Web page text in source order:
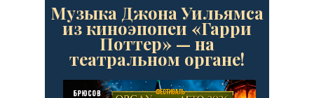
Музыка Джона Уильямса
из киноэпопеи «Гарри
Поттер» — на
театральном органе!